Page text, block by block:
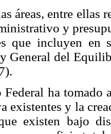
áreas, entre ellas
y
que incluyen en
General del
ha tomado
existentes y la
existen bajo